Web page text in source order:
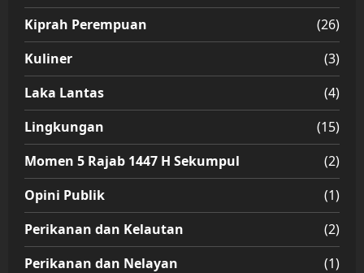
Kiprah Perempuan
(26)
Kuliner
(3)
Laka Lantas
(4)
Lingkungan
(15)
Momen 5 Rajab 1447 H Sekumpul
(2)
Opini Publik
(1)
Perikanan dan Kelautan
(2)
Perikanan dan Nelayan
(1)